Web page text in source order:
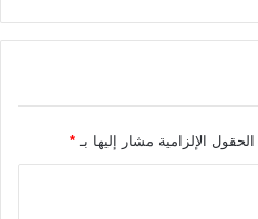
الحقول الإلزامية مشار إليها بـ *